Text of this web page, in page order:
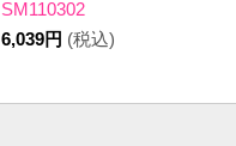
SM110302
6,039円 (税込)